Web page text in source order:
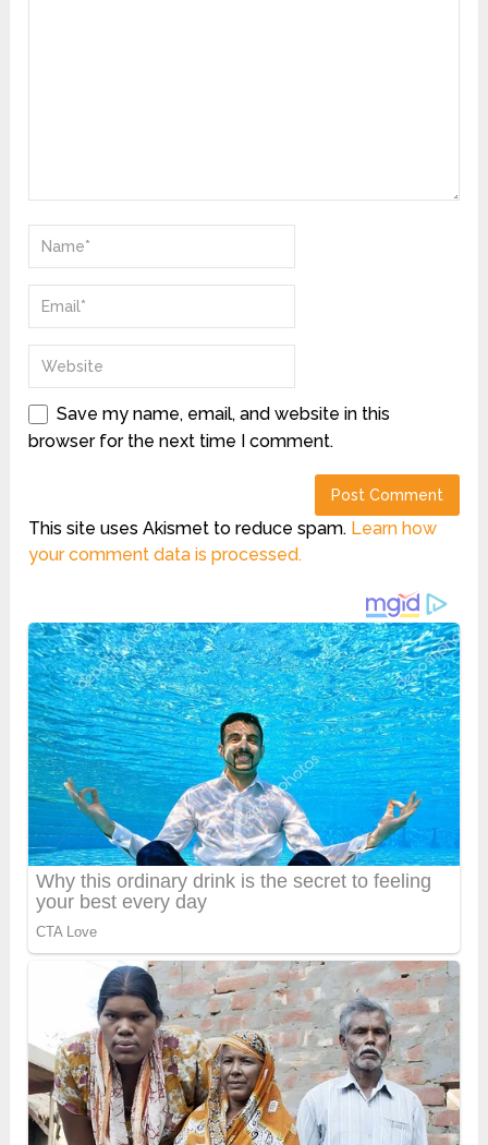
Save my name, email, and website in this
browser for the next time I comment.
This site uses Akismet to reduce spam. Learn how
your comment data is processed.